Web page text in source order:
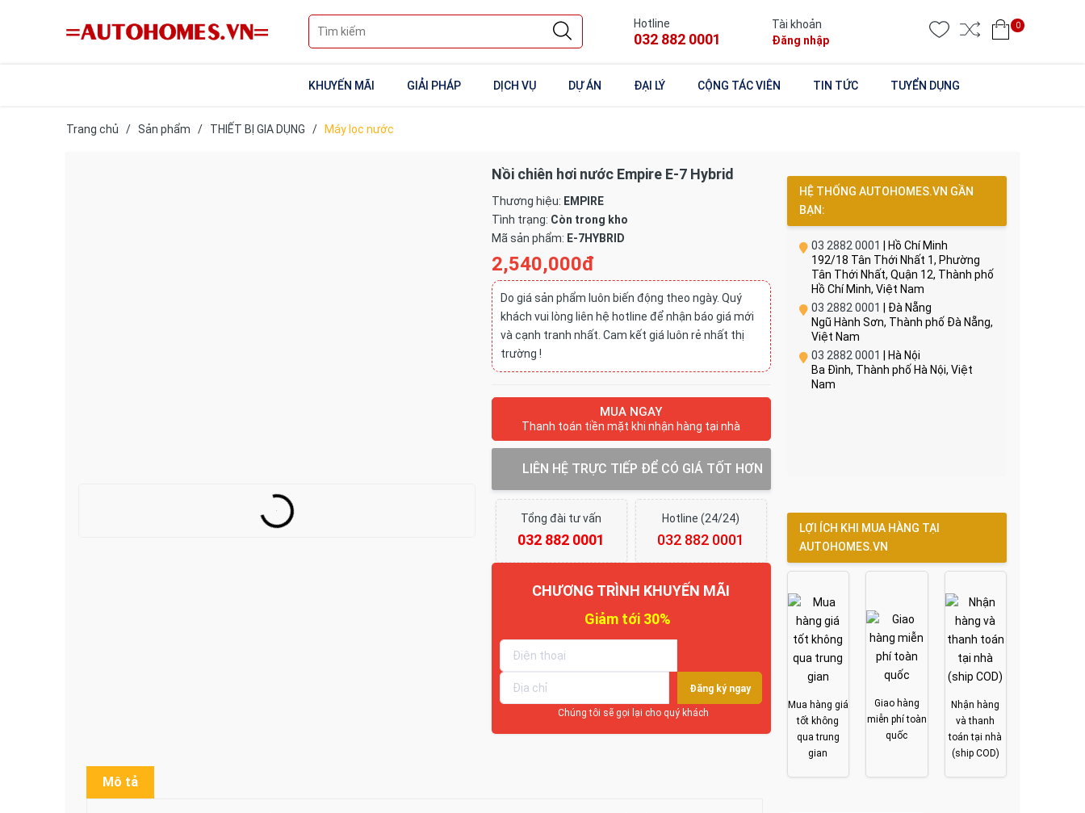
Hotline
032 882 0001
Tài khoản
Đăng nhập
0
KHUYẾN MÃI GIẢI PHÁP DỊCH VỤ DỰ ÁN ĐẠI LÝ CỘNG TÁC VIÊN TIN TỨC TUYỂN DỤNG
Trang chủ / Sản phẩm / THIẾT BỊ GIA DỤNG / Máy lọc nước
Nồi chiên hơi nước Empire E-7 Hybrid
Thương hiệu: EMPIRE
Tình trạng: Còn trong kho
Mã sản phẩm: E-7HYBRID
2,540,000đ
Do giá sản phẩm luôn biến động theo ngày. Quý
khách vui lòng liên hệ hotline để nhận báo giá mới
và cạnh tranh nhất. Cam kết giá luôn rẻ nhất thị
trường !
MUA NGAY
Thanh toán tiền mặt khi nhận hàng tại nhà
LIÊN HỆ TRỰC TIẾP ĐỂ CÓ GIÁ TỐT HƠN
Tổng đài tư vấn
032 882 0001
Hotline (24/24)
032 882 0001
CHƯƠNG TRÌNH KHUYẾN MÃI
Giảm tới 30%
Đăng ký ngay
Chúng tôi sẽ gọi lại cho quý khách
Mô tả
HỆ THỐNG AUTOHOMES.VN GẦN
BẠN:
03 2882 0001
| Hồ Chí Minh
192/18 Tân Thới Nhất 1, Phường
Tân Thới Nhất, Quận 12, Thành phố
Hồ Chí Minh, Việt Nam
03 2882 0001
| Đà Nẵng
Ngũ Hành Sơn, Thành phố Đà Nẵng,
Việt Nam
03 2882 0001
| Hà Nội
Ba Đình, Thành phố Hà Nội, Việt
Nam
LỢI ÍCH KHI MUA HÀNG TẠI
AUTOHOMES.VN
Mua hàng giá
tốt không
qua trung
gian
Giao hàng
miễn phí toàn
quốc
Nhận hàng
và thanh
toán tại nhà
(ship COD)